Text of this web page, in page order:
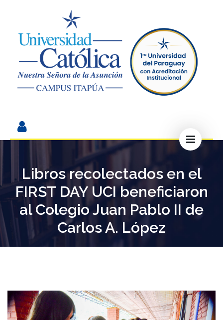
Libros recolectados en el
FIRST DAY UCI beneficiaron
al Colegio Juan Pablo II de
Carlos A. López